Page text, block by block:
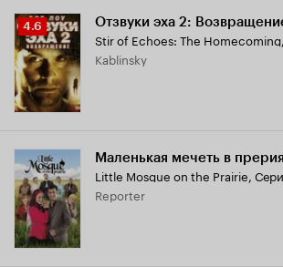
Рейтинг
Кинопоиска
4.6
4.6 Отзвуки эха 2:
Stir of Echoes: The Homecoming,
Kablinsky
Маленькая мечеть в
Little Mosque on the Prairie,
Reporter